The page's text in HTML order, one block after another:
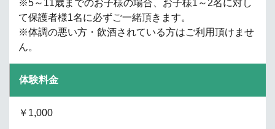
※5～11歳までのお子様の場合、お子様1～2名に対し
て保護者様1名に必ずご一緒頂きます。
※体調の悪い方・飲酒されている方はご利用頂けませ
ん。
体験料金
￥1,000